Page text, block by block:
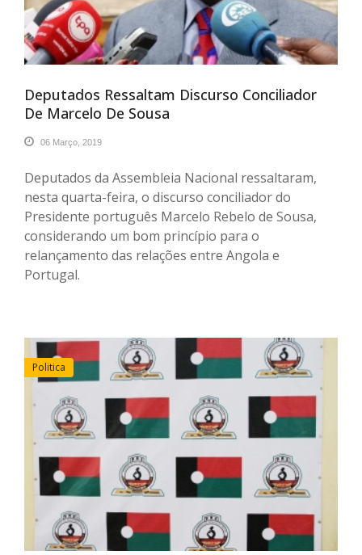
Deputados Ressaltam Discurso Conciliador
De Marcelo De Sousa
06 Março, 2019
Deputados da Assembleia Nacional ressaltaram,
nesta quarta-feira, o discurso conciliador do
Presidente português Marcelo Rebelo de Sousa,
considerando um bom princípio para o
relançamento das relações entre Angola e
Portugal.
Politica